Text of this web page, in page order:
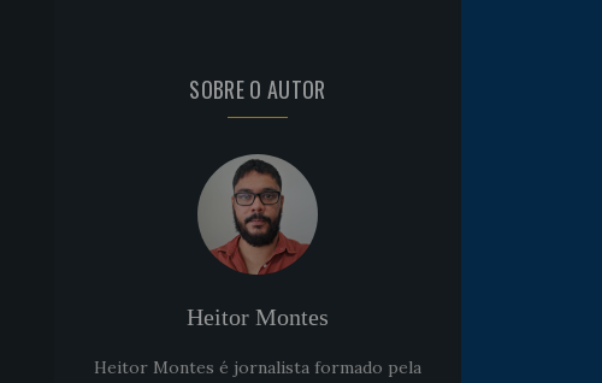
Noticias há 5 anos
Goleiro Douglas Friedrich
fica em observação após
sofrer um corte no rosto
SOBRE O AUTOR
Heitor Montes
Heitor Montes é jornalista formado pela